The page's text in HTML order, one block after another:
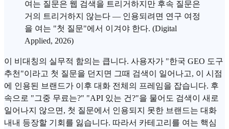
여는 질문은 웹 검색을 트리거하지만 후속 질문은
거의 트리거하지 않는다 — 인용되려면 연구 여정
을 여는 "첫 질문"에서 이겨야 한다. (Digital
Applied, 2026)
이 비대칭의 실무적 함의는 큽니다. 사용자가 "한국 GEO 도구
추천"이라고 첫 질문을 던지면 그때 검색이 일어나고, 이 시점
에 인용된 브랜드가 이후 대화 전체의 프레임을 잡습니다. 후
속으로 "그중 무료는?" "API 있는 건?"을 물어도 검색이 새로
일어나지 않으면, 첫 질문에서 인용되지 못한 브랜드는 대화
내내 등장할 기회를 잃습니다. 따라서 카테고리를 여는 핵심